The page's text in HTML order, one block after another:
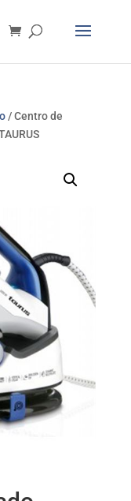
/ Centro de